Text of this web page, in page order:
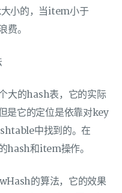
小的，当item小于
费。
大的hash表，它的实际
是它的定位是依靠对key
中找到的。在
hash和item操作。
的算法，它的效果